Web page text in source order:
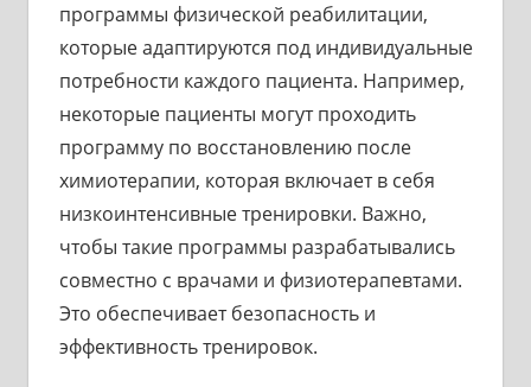
программы физической реабилитации,
которые адаптируются под индивидуальные
потребности каждого пациента. Например,
некоторые пациенты могут проходить
программу по восстановлению после
химиотерапии, которая включает в себя
низкоинтенсивные тренировки. Важно,
чтобы такие программы разрабатывались
совместно с врачами и физиотерапевтами.
Это обеспечивает безопасность и
эффективность тренировок.